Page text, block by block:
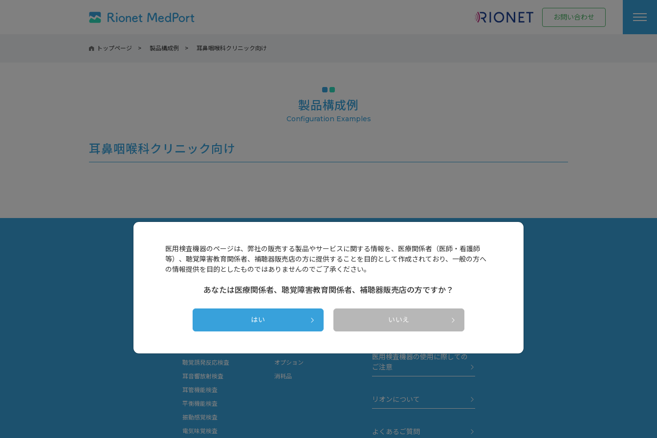
お問い合わせ
トップページ 製品構成例 耳鼻咽喉科クリニック向け
医用検査機器のページは、弊社の販売する製品やサービスに関する情報を、医療関係者（医師・看護師
等）、聴覚障害教育関係者、補聴器販売店の方に提供することを目的として作成されており、一般の方へ
の情報提供を目的としたものではありませんのでご了承ください。
あなたは医療関係者、聴覚障害教育関係者、補聴器販売店の方ですか？
はい いいえ
製品構成例
耳鼻咽喉科クリニック向け
耳鼻咽喉科向けオージオメータ
健診施設向けオージオメータ
聴覚誘発反応検査
耳音響放射検査
耳管機能検査
平衡機能検査
振動感覚検査
電気味覚検査
電子カルテ関連システム
オプション
消耗品
守点検記録について
医用検査機器の使用に際しての
ご注意
リオンについて
よくあるご質問